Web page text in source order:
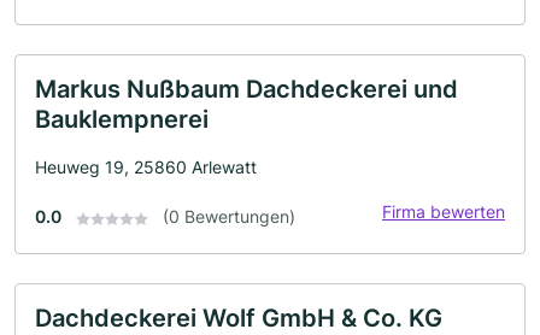
Markus Nußbaum Dachdeckerei und
Bauklempnerei
Heuweg 19, 25860 Arlewatt
0.0 (0 Bewertungen) Firma bewerten
Dachdeckerei Wolf GmbH & Co. KG